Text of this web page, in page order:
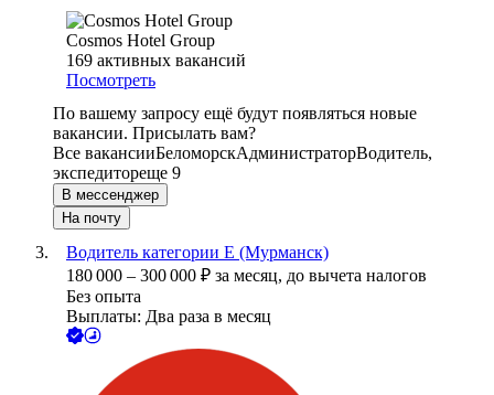
Cosmos Hotel Group
169 активных вакансий
Посмотреть
По вашему запросу ещё будут появляться новые
вакансии. Присылать вам?
Все вакансииБеломорскАдминистраторВодитель,
экспедитореще 9
В мессенджер
На почту
Водитель категории Е (Мурманск)
180 000 – 300 000 ₽ за месяц, до вычета налогов
Без опыта
Выплаты: Два раза в месяц